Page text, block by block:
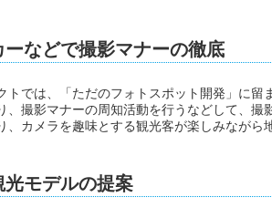
ーなどで撮影マナーの徹底
トでは、「ただのフォトスポット開発」に
、撮影マナーの周知活動を行うなどして、撮
、カメラを趣味とする観光客が楽しみながら
光モデルの提案